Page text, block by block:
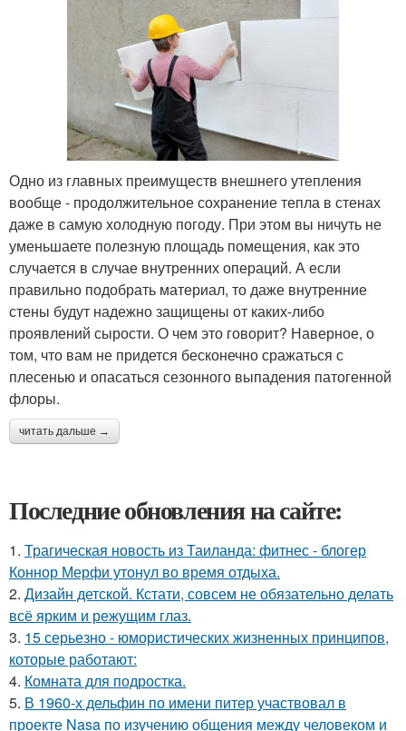
Одно из главных преимуществ внешнего утепления
вообще - продолжительное сохранение тепла в стенах
даже в самую холодную погоду. При этом вы ничуть не
уменьшаете полезную площадь помещения, как это
случается в случае внутренних операций. А если
правильно подобрать материал, то даже внутренние
стены будут надежно защищены от каких-либо
проявлений сырости. О чем это говорит? Наверное, о
том, что вам не придется бесконечно сражаться с
плесенью и опасаться сезонного выпадения патогенной
флоры.
читать дальше →
Последние обновления на сайте:
1. Трагическая новость из Таиланда: фитнес - блогер
Коннор Мерфи утонул во время отдыха.
2. Дизайн детской. Кстати, совсем не обязательно делать
всё ярким и режущим глаз.
3. 15 серьезно - юмористических жизненных принципов,
которые работают:
4. Комната для подростка.
5. В 1960-х дельфин по имени питер участвовал в
проекте Nasa по изучению общения между человеком и